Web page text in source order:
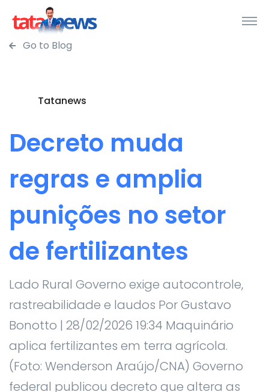
Go to Blog
Tatanews
Decreto muda
regras e amplia
punições no setor
de fertilizantes
Lado Rural Governo exige autocontrole,
rastreabilidade e laudos Por Gustavo
Bonotto | 28/02/2026 19:34 Maquinário
aplica fertilizantes em terra agrícola.
(Foto: Wenderson Araújo/CNA) Governo
federal publicou decreto que altera as